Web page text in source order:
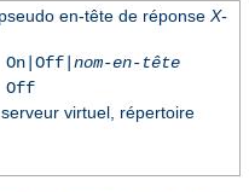
en-tête de réponse X-
nom-en-tête
Off
virtuel, répertoire